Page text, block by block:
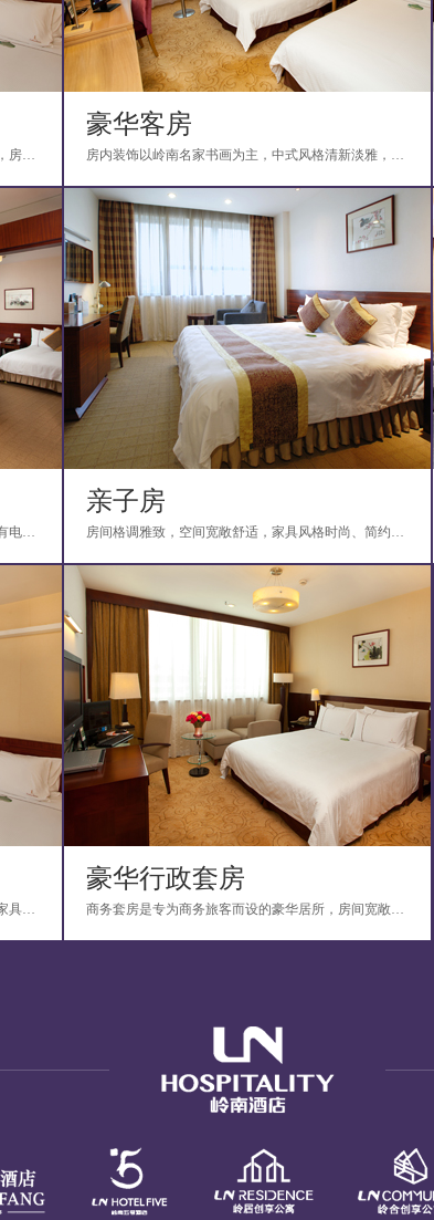
装修格调雅致，配有时尚家具及简约风格的灯饰，房内用品一应俱全；卫生间设施按四星级标准...
豪华客房
房内装饰以岭南名家书画为主，中式风格清新淡雅，家具大气时尚，设备设施一应俱全，配有电...
房间以名家书画为装饰，风格清新淡雅，房内设有电脑设备；豪华套房包括一厅一房和独立设置...
亲子房
房间格调雅致，空间宽敞舒适，家具风格时尚、简约，配有两间睡房，一间设有两张单人床，主...
房间设有两张双人床，装修格调雅致，配有时尚家具及简约风格的灯饰，房内用品一应俱全；卫...
豪华行政套房
商务套房是专为商务旅客而设的豪华居所，房间宽敞、舒适，格调高雅，配套设施完善，配有电...